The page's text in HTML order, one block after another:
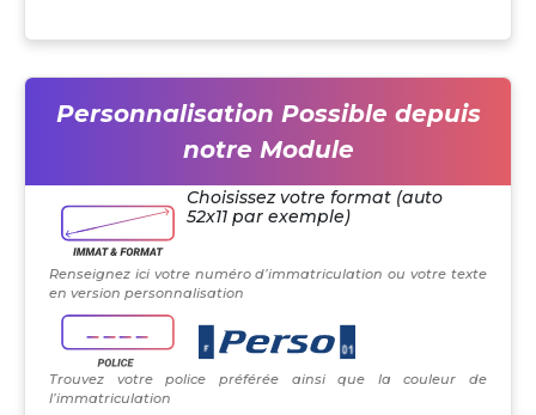
Personnalisation Possible depuis
notre Module
Choisissez votre format (auto
52x11 par exemple)
Renseignez ici votre numéro d’immatriculation ou votre texte
en version personnalisation
Trouvez votre police préférée ainsi que la couleur de
l’immatriculation